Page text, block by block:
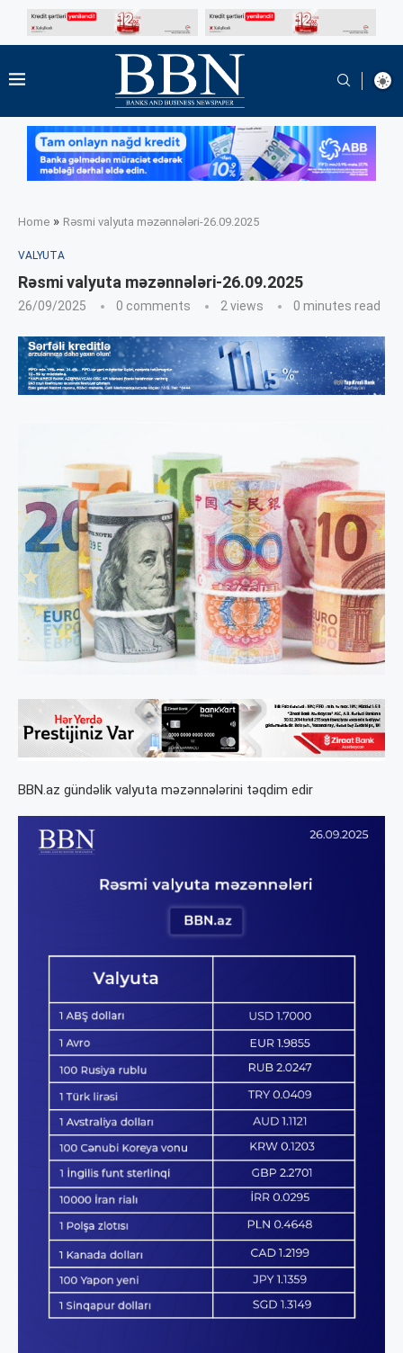
Home » Rəsmi valyuta məzənnələri-26.09.2025
VALYUTA
Rəsmi valyuta məzənnələri-26.09.2025
26/09/2025 0 comments 2views 0 minutes read
BBN.az gündəlik valyuta məzənnələrini təqdim edir